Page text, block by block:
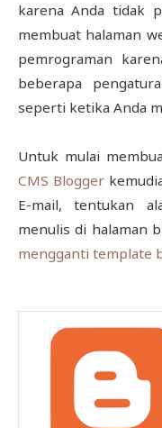
karena Anda tidak
membuat halaman
pemrograman
beberapa
seperti ketika Anda
Untuk mulai
CMS Blogger
E-mail, tentukan
menulis di halaman
mengganti template